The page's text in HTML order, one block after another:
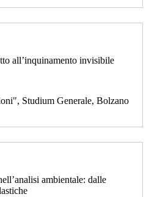
all’inquinamento invisibile
Studium Generale, Bolzano
ambientale: dalle